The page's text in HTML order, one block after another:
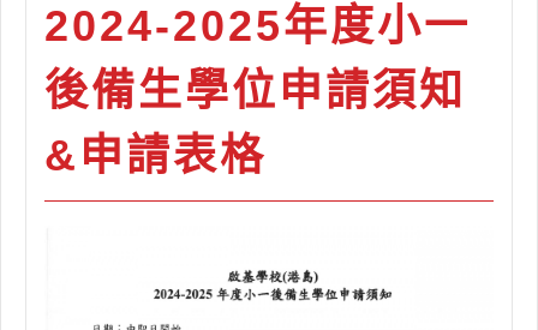
2024-2025年度小一
後備生學位申請須知
&申請表格